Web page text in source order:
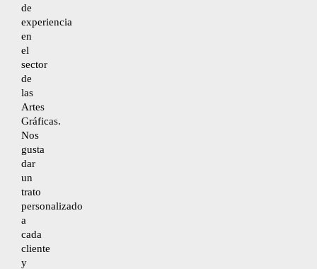
de
experiencia
en
el
sector
de
las
Artes
Gráficas.
Nos
gusta
dar
un
trato
personalizado
a
cada
cliente
y